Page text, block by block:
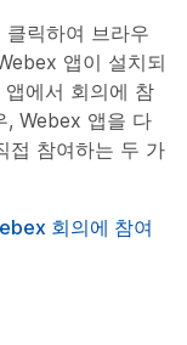
릭하여 브라우
앱이 설치되
에서 회의에 참
, Webex 앱을 다
접 참여하는 두 가
회의에 참여